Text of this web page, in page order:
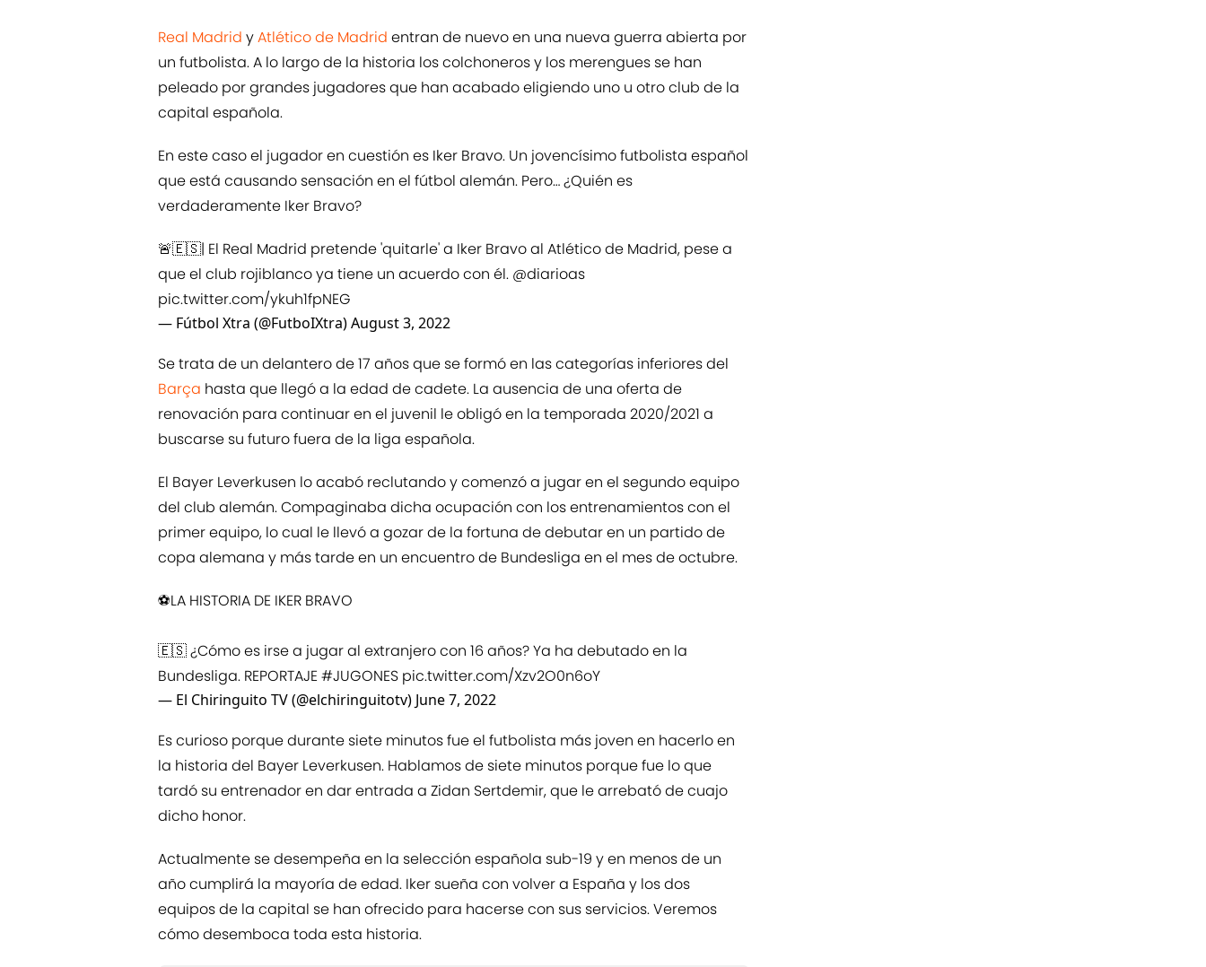
Real Madrid yAtlético de Madrid entran de nuevo en una nueva guerra abierta por
un futbolista. A lo largo de la historia los colchoneros y los merengues se han
peleado por grandes jugadores que han acabado eligiendo uno u otro club de la
capital española.
En este caso el jugador en cuestión es Iker Bravo. Un jovencísimo futbolista español
que está causando sensación en el fútbol alemán. Pero… ¿Quién es
verdaderamente Iker Bravo?
🚨🇪🇸| El Real Madrid pretende 'quitarle' a Iker Bravo al Atlético de Madrid, pese a
que el club rojiblanco ya tiene un acuerdo con él. @diarioas
pic.twitter.com/ykuh1fpNEG
— Fútbol Xtra (@FutboIXtra)August 3, 2022
Se trata de un delantero de 17 años que se formó en las categorías inferiores del
Barça hasta que llegó a la edad de cadete. La ausencia de una oferta de
renovación para continuar en el juvenil le obligó en la temporada 2020/2021 a
buscarse su futuro fuera de la liga española.
El Bayer Leverkusen lo acabó reclutando y comenzó a jugar en el segundo equipo
del club alemán. Compaginaba dicha ocupación con los entrenamientos con el
primer equipo, lo cual le llevó a gozar de la fortuna de debutar en un partido de
copa alemana y más tarde en un encuentro de Bundesliga en el mes de octubre.
⚽️LA HISTORIA DE IKER BRAVO
🇪🇸 ¿Cómo es irse a jugar al extranjero con 16 años? Ya ha debutado en la
Bundesliga. REPORTAJE#JUGONES pic.twitter.com/Xzv2O0n6oY
— El Chiringuito TV (@elchiringuitotv) June 7, 2022
Es curioso porque durante siete minutos fue el futbolista más joven en hacerlo en
la historia del Bayer Leverkusen. Hablamos de siete minutos porque fue lo que
tardó su entrenador en dar entrada a Zidan Sertdemir, que le arrebató de cuajo
dicho honor.
Actualmente se desempeña en la selección española sub-19 y en menos de un
año cumplirá la mayoría de edad. Iker sueña con volver a España y los dos
equipos de la capital se han ofrecido para hacerse con sus servicios. Veremos
cómo desemboca toda esta historia.